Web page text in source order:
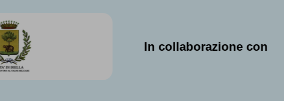
In collaborazione con